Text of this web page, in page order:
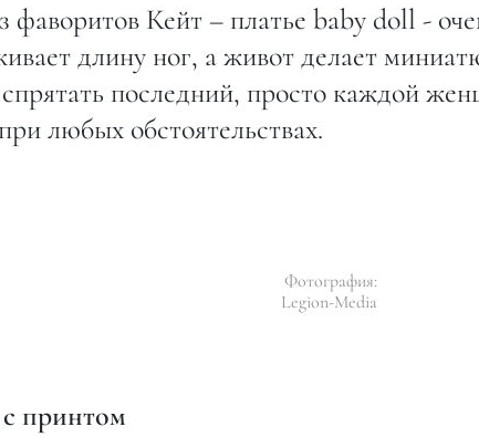
фаворитов Кейт – платье baby doll -
длину ног, а живот делает
последний, просто каждой
любых обстоятельствах.
Фотография:
Legion-Media
принтом